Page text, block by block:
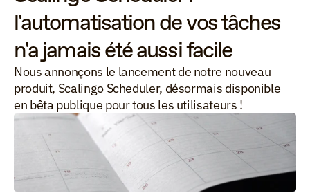
l'automatisation de vos tâches
n'a jamais été aussi facile
Nous annonçons le lancement de notre nouveau
produit, Scalingo Scheduler, désormais disponible
en bêta publique pour tous les utilisateurs !